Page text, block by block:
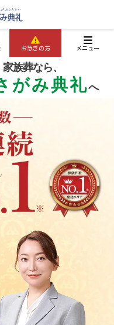
族葬なら、
がみ典礼へ
お急ぎの方 メニュー